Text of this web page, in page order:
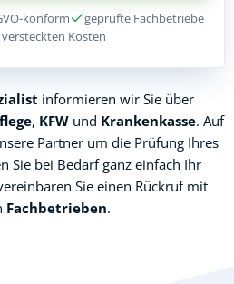
konform
geprüfte Fachbetriebe
Kosten
informieren wir Sie über
, KFWund Krankenkasse. Auf
Partner um die Prüfung Ihres
Sie bei Bedarf ganz einfach Ihr
Sie einen Rückruf mit
Fachbetrieben.